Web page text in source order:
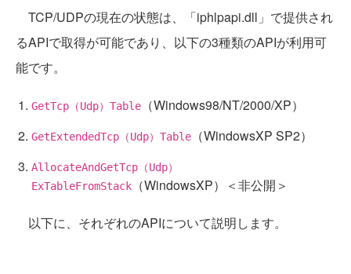
TCP/UDPの現在の状態は、「iphlpapi.dll」で提供され
るAPIで取得が可能であり、以下の3種類のAPIが利用可
能です。
GetTcp（Udp）Table （Windows98/NT/2000/XP）
GetExtendedTcp（Udp）Table （WindowsXP SP2）
AllocateAndGetTcp（Udp）
ExTableFromStack
（WindowsXP）＜非公開＞
以下に、それぞれのAPIについて説明します。